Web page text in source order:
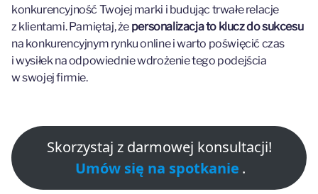
konkurencyjność Twojej marki i budując trwałe relacje
z klientami. Pamiętaj, że personalizacja to klucz do sukcesu
na konkurencyjnym rynku online i warto poświęcić czas
i wysiłek na odpowiednie wdrożenie tego podejścia
w swojej firmie.
Skorzystaj z darmowej konsultacji!
Umów się na spotkanie .